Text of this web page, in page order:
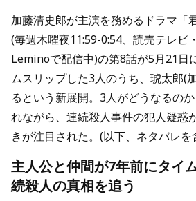
加藤清史郎が主演を務めるドラマ「
(毎週木曜夜11:59-0:54、読売テレビ
Leminoで配信中)の第8話が5月21日
ムスリップした3人のうち、琥太郎(
るという新展開。3人がどうなるの
れながら、連続殺人事件の犯人疑惑
きが注目された。(以下、ネタバレを
主人公と仲間が7年前にタイ
続殺人の真相を追う